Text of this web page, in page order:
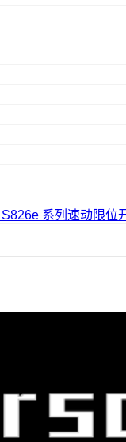
系列速动限位